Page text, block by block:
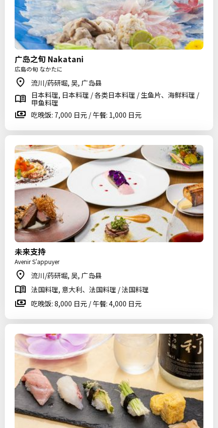
广岛之旬 Nakatani
広島の旬 なかたに
流川/药研堀, 吴, 广岛县
日本料理, 日本料理 / 各类日本料理 / 生鱼片、海鲜料理 /
甲鱼料理
吃晚饭: 7,000 日元 / 午餐: 1,000 日元
未来支持
Avenir S'appuyer
流川/药研堀, 吴, 广岛县
法国料理, 意大利、法国料理 / 法国料理
吃晚饭: 8,000 日元 / 午餐: 4,000 日元